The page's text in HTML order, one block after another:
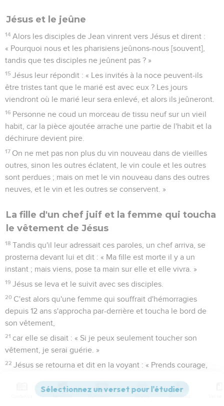
Jésus et le jeûne
14 Alors les disciples de Jean vinrent vers Jésus et dirent :
« Pourquoi nous et les pharisiens jeûnons-nous [souvent],
tandis que tes disciples ne jeûnent pas ? »
15 Jésus leur répondit : « Les invités à la noce peuvent-ils
être tristes tant que le marié est avec eux ? Les jours
viendront où le marié leur sera enlevé, et alors ils jeûneront.
16 Personne ne coud un morceau de tissu neuf sur un vieil
habit, car la pièce ajoutée arrache une partie de l'habit et la
déchirure devient pire.
17 On ne met pas non plus du vin nouveau dans de vieilles
outres, sinon les outres éclatent, le vin coule et les outres
sont perdues ; mais on met le vin nouveau dans des outres
neuves, et le vin et les outres se conservent. »
La fille d'un chef juif et la femme qui toucha
le vêtement de Jésus
18 Tandis qu'il leur adressait ces paroles, un chef arriva, se
prosterna devant lui et dit : « Ma fille est morte il y a un
instant ; mais viens, pose ta main sur elle et elle vivra. »
19 Jésus se leva et le suivit avec ses disciples.
20 C'est alors qu'une femme qui souffrait d'hémorragies
depuis 12 ans s'approcha par-derrière et toucha le bord de
son vêtement,
21 car elle se disait : « Si je peux seulement toucher son
vêtement, je serai guérie. »
22 Jésus se retourna et dit en la voyant : « Prends courage,
Versions Commentaires Strong